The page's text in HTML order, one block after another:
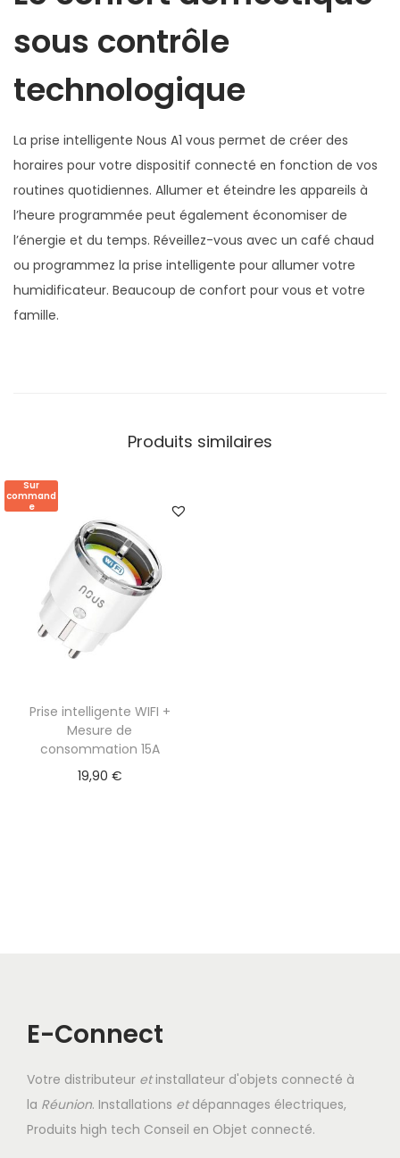
m
t
o
n
sous contrôle
technologique
La prise intelligente Nous A1 vous permet de créer des
horaires pour votre dispositif connecté en fonction de vos
routines quotidiennes. Allumer et éteindre les appareils à
l’heure programmée peut également économiser de
l’énergie et du temps. Réveillez-vous avec un café chaud
ou programmez la prise intelligente pour allumer votre
humidificateur. Beaucoup de confort pour vous et votre
famille.
Produits similaires
Sur
command
e
Prise intelligente WIFI +
Mesure de
consommation 15A
19,90 €
E-Connect
Votre distributeur etinstallateur d'objets connecté à
la Réunion. Installations etdépannages électriques,
Produits high tech Conseil en Objet connecté.